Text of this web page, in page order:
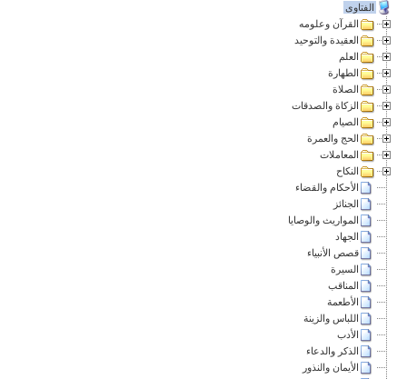
الفتاوى
القرآن وعلومه
العقيدة والتوحيد
العلم
الطهارة
الصلاة
الزكاة والصدقات
الصيام
الحج والعمرة
المعاملات
النكاح
الأحكام والقضاء
الجنائز
المواريث والوصايا
الجهاد
قصص الأنبياء
السيرة
المناقب
الأطعمة
اللباس والزينة
الأدب
الذكر والدعاء
الأيمان والنذور